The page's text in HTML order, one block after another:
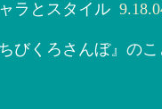
ラとスタイル
ちびくろさんぼ』の